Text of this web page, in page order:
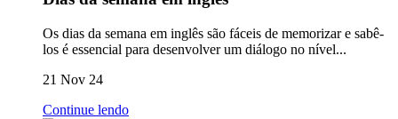
Os dias da semana em inglês são fáceis de memorizar e sabê-
los é essencial para desenvolver um diálogo no nível...
21 Nov 24
Continue lendo